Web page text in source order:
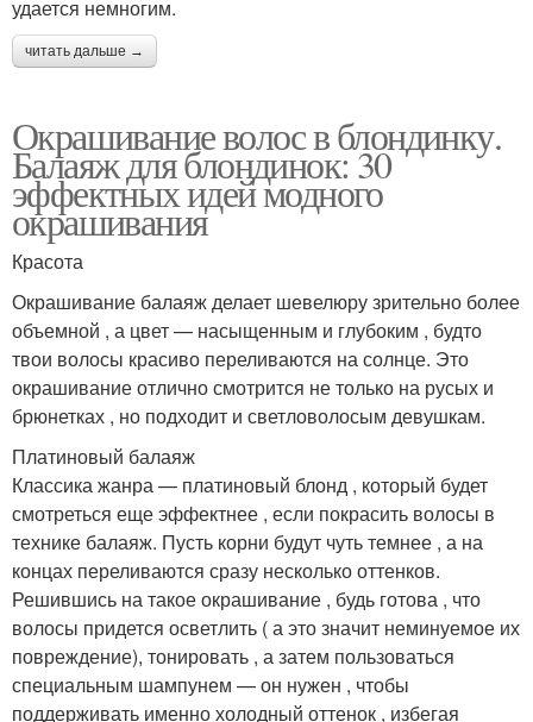
удается немногим.
читать дальше →
Окрашивание волос в блондинку.
Балаяж для блондинок: 30
эффектных идей модного
окрашивания
Красота
Окрашивание балаяж делает шевелюру зрительно более
объемной , а цвет — насыщенным и глубоким , будто
твои волосы красиво переливаются на солнце. Это
окрашивание отлично смотрится не только на русых и
брюнетках , но подходит и светловолосым девушкам.
Платиновый балаяж
Классика жанра — платиновый блонд , который будет
смотреться еще эффектнее , если покрасить волосы в
технике балаяж. Пусть корни будут чуть темнее , а на
концах переливаются сразу несколько оттенков.
Решившись на такое окрашивание , будь готова , что
волосы придется осветлить ( а это значит неминуемое их
повреждение), тонировать , а затем пользоваться
специальным шампунем — он нужен , чтобы
поддерживать именно холодный оттенок , избегая